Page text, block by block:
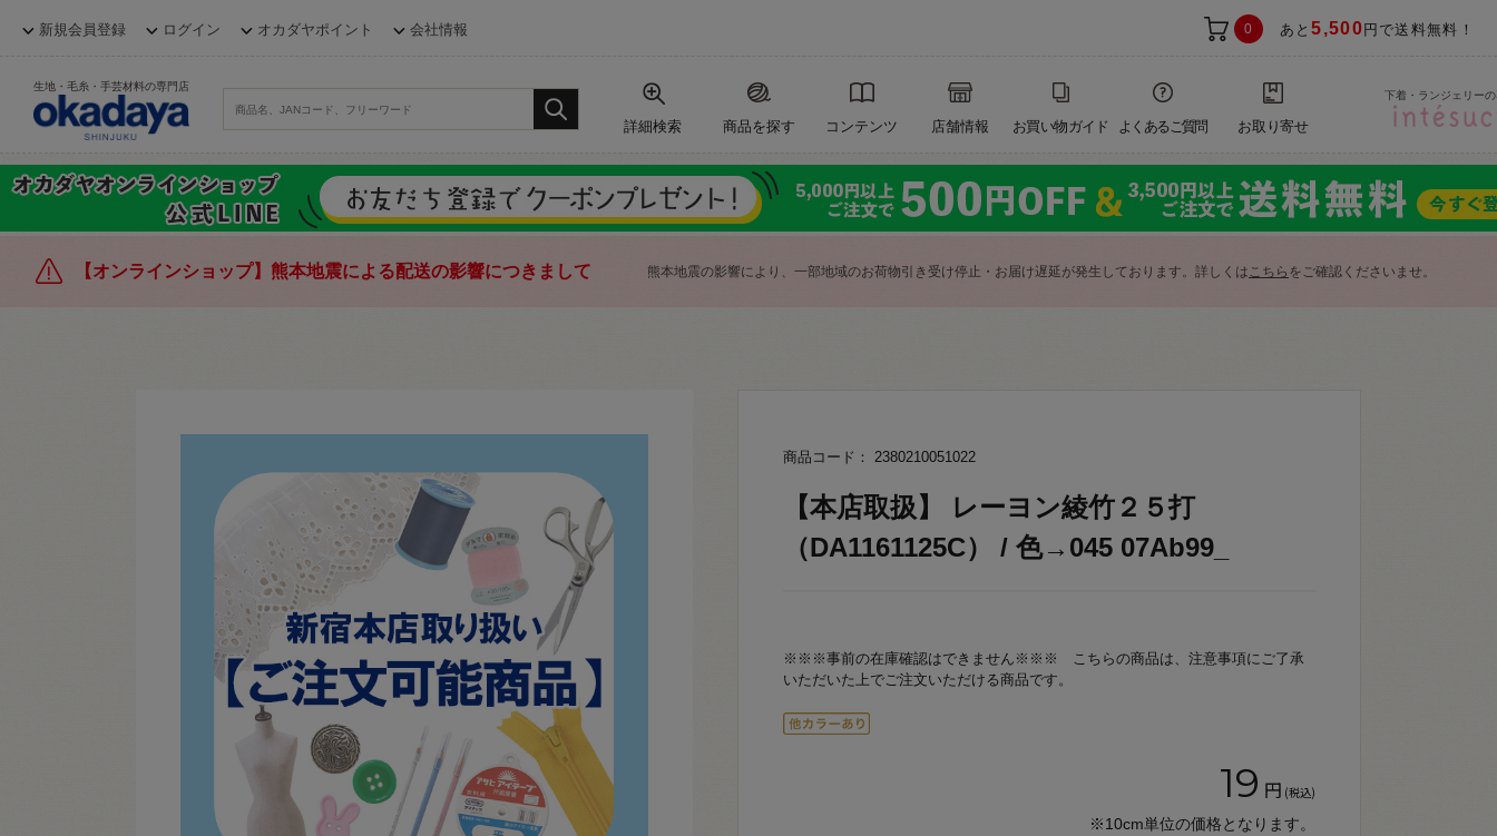
新規会員登録 ログイン オカダヤポイント 会社情報 0 あと5,500 円で送料無料！
生地・毛糸・手芸材料の専門店
詳細検索 商品を探す コンテンツ 店舗情報 お買い物ガイド よくあるご質問 お取り寄せ
下着・ランジェリー
【オンラインショップ】熊本地震による配送の影響につきまして 熊本地震の影響により、一部地域のお荷物引き受け停止・お届け遅延が発生しております。詳しくはこちら をご確認くださいませ。
商品コード： 2380210051022
【本店取扱】 レーヨン綾竹２５打
（DA1161125C） / 色→045 07Ab99_
※※※事前の在庫確認はできません※※※ こちらの商品は、注意事項にご了承
いただいた上でご注文いただける商品です。
19 円 (税込)
※10cm単位の価格となります。